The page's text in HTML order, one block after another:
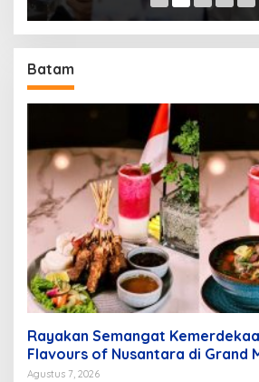
Batam
Rayakan Semangat
Flavours of Nusantara di Grand
Centre
Agustus 7, 2026